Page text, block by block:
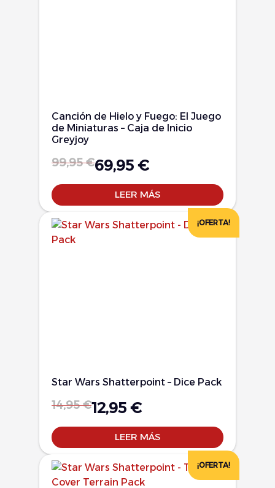
Canción de Hielo y Fuego: El Juego
de Miniaturas – Caja de Inicio
Greyjoy
99,95€69,95 €
LEER MÁS
¡OFERTA!
Star Wars Shatterpoint – Dice Pack
14,95€12,95 €
LEER MÁS
¡OFERTA!